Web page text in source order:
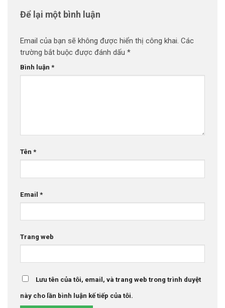
Để lại một bình luận
Email của bạn sẽ không được hiển thị công khai. Các
trường bắt buộc được đánh dấu *
Bình luận *
Tên *
Email *
Trang web
Lưu tên của tôi, email, và trang web trong trình duyệt
này cho lần bình luận kế tiếp của tôi.